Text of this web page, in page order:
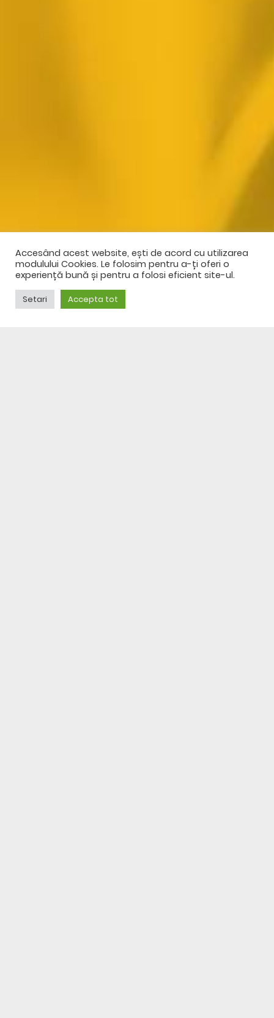
Accesând acest website, ești de acord cu utilizarea
modulului Cookies. Le folosim pentru a-ți oferi o
experiență bună și pentru a folosi eficient site-ul.
Setari Accepta tot